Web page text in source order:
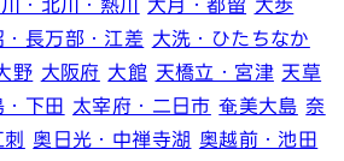
・北川・熱川 大月・都留 大歩
・長万部・江差 大洗・ひたちなか
野 大阪府 大館 天橋立・宮津 天草
・下田 太宰府・二日市 奄美大島 奈
奥日光・中禅寺湖 奥越前・池田